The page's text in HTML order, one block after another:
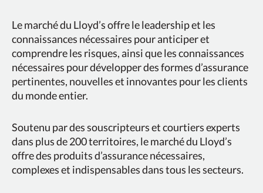
Le marché du Lloyd’s offre le leadership et les
connaissances nécessaires pour anticiper et
comprendre les risques, ainsi que les connaissances
nécessaires pour développer des formes d’assurance
pertinentes, nouvelles et innovantes pour les clients
du monde entier.
Soutenu par des souscripteurs et courtiers experts
dans plus de 200 territoires, le marché du Lloyd’s
offre des produits d’assurance nécessaires,
complexes et indispensables dans tous les secteurs.